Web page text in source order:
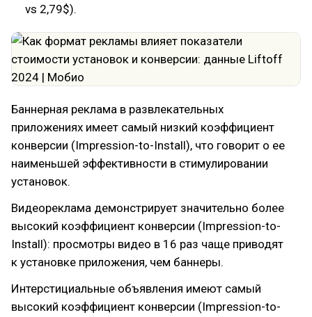
vs 2,79$).
Баннерная реклама в развлекательных
приложениях имеет самый низкий коэффициент
конверсии (Impression-to-Install), что говорит о ее
наименьшей эффективности в стимулировании
установок.
Видеореклама демонстрирует значительно более
высокий коэффициент конверсии (Impression-to-
Install): просмотры видео в 16 раз чаще приводят
к установке приложения, чем баннеры.
Интерстициальные объявления имеют самый
высокий коэффициент конверсии (Impression-to-